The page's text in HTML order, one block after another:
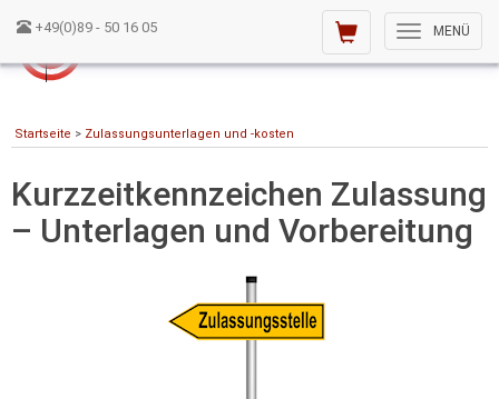
+49(0)89 - 50 16 05
Toggle
navigation
MENÜ
Startseite > Zulassungsunterlagen und -kosten
Kurzzeitkennzeichen Zulassung
– Unterlagen und Vorbereitung